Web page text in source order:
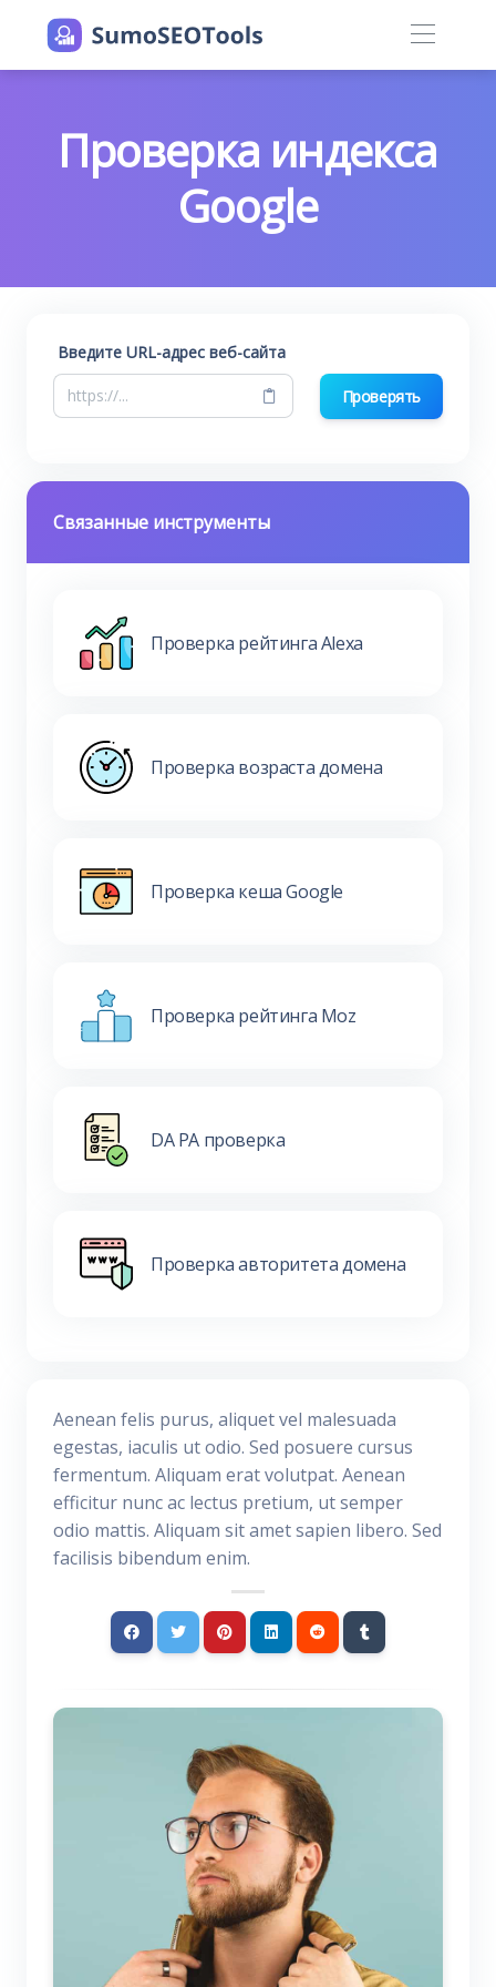
Проверка индекса
Google
Введите URL-адрес веб-сайта
Проверять
Связанные инструменты
Проверка рейтинга Alexa
Проверка возраста домена
Проверка кеша Google
Проверка рейтинга Moz
DA PA проверка
Проверка авторитета домена
Aenean felis purus, aliquet vel malesuada
egestas, iaculis ut odio. Sed posuere cursus
fermentum. Aliquam erat volutpat. Aenean
efficitur nunc ac lectus pretium, ut semper
odio mattis. Aliquam sit amet sapien libero. Sed
facilisis bibendum enim.